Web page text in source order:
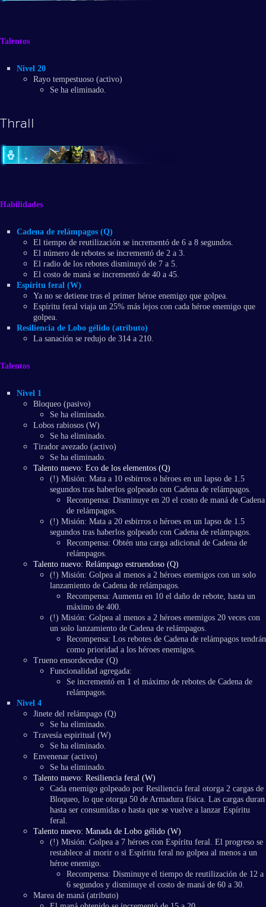
Talentos
Nivel 20
Rayo tempestuoso (activo)
Se ha eliminado.
Thrall
Habilidades
Cadena de relámpagos (Q)
El tiempo de reutilización se incrementó de 6 a 8 segundos.
El número de rebotes se incrementó de 2 a 3.
El radio de los rebotes disminuyó de 7 a 5.
El costo de maná se incrementó de 40 a 45.
Espíritu feral (W)
Ya no se detiene tras el primer héroe enemigo que golpea.
Espíritu feral viaja un 25% más lejos con cada héroe enemigo que
golpea.
Resiliencia de Lobo gélido (atributo)
La sanación se redujo de 314 a 210.
Talentos
Nivel 1
Bloqueo (pasivo)
Se ha eliminado.
Lobos rabiosos (W)
Se ha eliminado.
Tirador avezado (activo)
Se ha eliminado.
Talento nuevo: Eco de los elementos (Q)
(!) Misión: Mata a 10 esbirros o héroes en un lapso de 1.5
segundos tras haberlos golpeado con Cadena de relámpagos.
Recompensa: Disminuye en 20 el costo de maná de Cadena
de relámpagos.
(!) Misión: Mata a 20 esbirros o héroes en un lapso de 1.5
segundos tras haberlos golpeado con Cadena de relámpagos.
Recompensa: Obtén una carga adicional de Cadena de
relámpagos.
Talento nuevo: Relámpago estruendoso (Q)
(!) Misión: Golpea al menos a 2 héroes enemigos con un solo
lanzamiento de Cadena de relámpagos.
Recompensa: Aumenta en 10 el daño de rebote, hasta un
máximo de 400.
(!) Misión: Golpea al menos a 2 héroes enemigos 20 veces con
un solo lanzamiento de Cadena de relámpagos.
Recompensa: Los rebotes de Cadena de relámpagos tendrán
como prioridad a los héroes enemigos.
Trueno ensordecedor (Q)
Funcionalidad agregada:
Se incrementó en 1 el máximo de rebotes de Cadena de
relámpagos.
Nivel 4
Jinete del relámpago (Q)
Se ha eliminado.
Travesía espiritual (W)
Se ha eliminado.
Envenenar (activo)
Se ha eliminado.
Talento nuevo: Resiliencia feral (W)
Cada enemigo golpeado por Resiliencia feral otorga 2 cargas de
Bloqueo, lo que otorga 50 de Armadura física. Las cargas duran
hasta ser consumidas o hasta que se vuelve a lanzar Espíritu
feral.
Talento nuevo: Manada de Lobo gélido (W)
(!) Misión: Golpea a 7 héroes con Espíritu feral. El progreso se
restablece al morir o si Espíritu feral no golpea al menos a un
héroe enemigo.
Recompensa: Disminuye el tiempo de reutilización de 12 a
6 segundos y disminuye el costo de maná de 60 a 30.
Marea de maná (atributo)